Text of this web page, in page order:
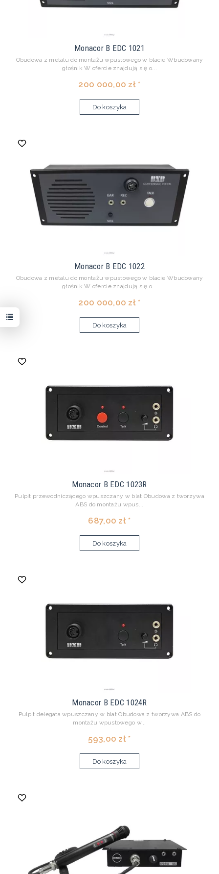
Monacor B EDC 1021
Obudowa z metalu do montażu wpustowego w blacie Wbudowany
głośnik W ofercie znajdują się o...
200 000,00 zł *
Do koszyka
Monacor B EDC 1022
Obudowa z metalu do montażu wpustowego w blacie Wbudowany
głośnik W ofercie znajdują się o...
200 000,00 zł *
Do koszyka
Monacor B EDC 1023R
Pulpit przewodniczącego wpuszczany w blat Obudowa z tworzywa
ABS do montażu wpus...
687,00 zł *
Do koszyka
Monacor B EDC 1024R
Pulpit delegata wpuszczany w blat Obudowa z tworzywa ABS do
montażu wpustowego w...
593,00 zł *
Do koszyka